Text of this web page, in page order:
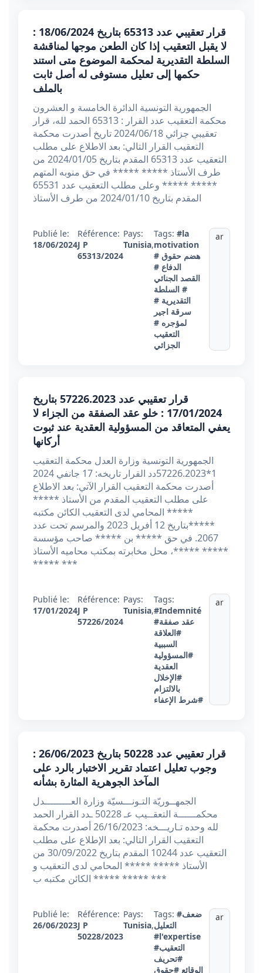
قرار تعقيبي عدد 65313 بتاريخ 18/06/2024 :
لا يقبل التعقيب إذا كان الطعن موجها لمناقشة
السلطة التقديرية لمحكمة الموضوع متى استند
حكمها إلى تعليل مستوفى له أصل ثابت
بالملف
الجمهورية التونسية الدائرة الخامسة و العشرون
محكمة التعقيب عدد القرار : 65313 الحمد لله، قرار
تعقيبي جزائي 2024/06/18 تاریخ أصدرت محكمة
التعقيب القرار التالي: بعد الاطلاع على مطلب
التعقيب عدد 65313 المقدم بتاريخ 2024/01/05 من
طرف الأستاذ ***** ***** في حق منوبه المتهم
***** ***** وعلى مطلب التعقيب عدد 65531
المقدم بتاريخ 2024/01/10 من طرف الأستاذ
Publié le:
18/06/2024
Référence:
J P
65313/2024
Pays:
Tunisia,
Tags: #la
motivation
# هضم حقوق
الدفاع #
القصد الجنائي
# السلطة
التقديرية #
سرقة اجير
لمؤجره #
التعقيب
الجزائي
ar
قرار تعقيبي عدد 57226.2023 بتاريخ
17/01/2024 : خلو عقد الصفقة من الجزاء لا
يعفي المتعاقد من المسؤولية العقدية عند ثبوت
أركانها
الجمهورية التونسية وزارة العدل محكمة التعقيب
1*57226.2023دد القرار تاريخه: 17 جانفي 2024
أصدرت محكمة التعقيب القرار الآتي: بعد الاطلاع
على مطلب التعقيب المقدم من الأستاذ *****
***** المحامي لدى التعقيب الكائن مكتبه
*****بتاريخ 12 أفريل 2023 والمرسم تحت عدد
2067. في حق ***** بن ***** صاحب مؤسسة
***** *****، محل مخابرته بمكتب محاميه الأستاذ
***** ***
Publié le:
17/01/2024
Référence:
J P
57226/2024
Pays:
Tunisia,
Tags:
#Indemnité
#عقد صفقة
#العلاقة
السببية
#المسؤولية
العقدية
#الإخلال
بالالتزام
#شرط الإعفاء
ar
قرار تعقيبي عدد 50228 بتاريخ 26/06/2023 :
وجوب تعليل اعتماد تقرير الاختبار بالرد على
المآخذ الجوهرية المثارة بشأنه
الجمهــوريّة التـونـــسيّة وزارة العـــــــــدل
محكمــــــة التعقــيب عـ 50228 ـدد القرار الحمد
لله وحده تـاريـــخه: 26/16/2023 أصدرت محكمة
التعقيب القرار التالي: بعد الإطلاع على مطلب
التعقيب عدد 10244 المقدم بتاريخ 30/09/2022 من
الأستاذ ***** ***** المحامي لدى التعقيب و
الكائن مكتبه ب ***** ***** ***
Publié le:
26/06/2023
Référence:
J P
50228/2023
Pays:
Tunisia,
Tags: #ضعف
التعليل
#l'expertise
#التعقيب
#تحريف
الوقائع #حقوق
ar